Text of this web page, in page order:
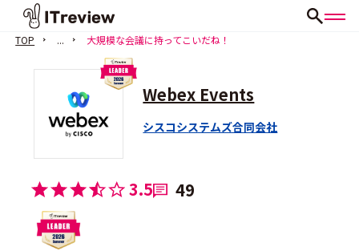
TOP ... 大規模な会議に持ってこいだね！
Webex Events
シスコシステムズ合同会社
3.5 49